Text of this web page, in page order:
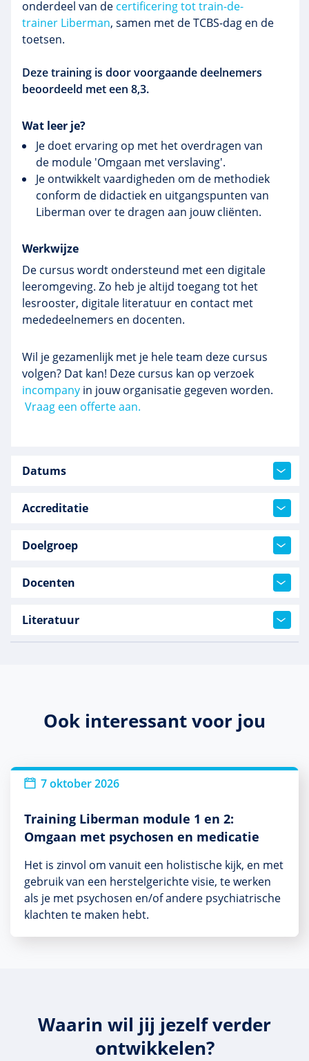
onderdeel van de certificering tot train-de-
trainer Liberman, samen met de TCBS-dag en de
toetsen.
Deze training is door voorgaande deelnemers
beoordeeld met een 8,3.
Wat leer je?
Je doet ervaring op met het overdragen van
de module 'Omgaan met verslaving'.
Je ontwikkelt vaardigheden om de methodiek
conform de didactiek en uitgangspunten van
Liberman over te dragen aan jouw cliënten.
Werkwijze
De cursus wordt ondersteund met een digitale
leeromgeving. Zo heb je altijd toegang tot het
lesrooster, digitale literatuur en contact met
mededeelnemers en docenten.
Wil je gezamenlijk met je hele team deze cursus
volgen? Dat kan! Deze cursus kan op verzoek
incompany in jouw organisatie gegeven worden.
Vraag een offerte aan.
Datums
Accreditatie
Doelgroep
Docenten
Literatuur
Ook interessant voor jou
7 oktober 2026
Training Liberman module 1 en 2:
Omgaan met psychosen en medicatie
Het is zinvol om vanuit een holistische kijk, en met
gebruik van een herstelgerichte visie, te werken
als je met psychosen en/of andere psychiatrische
klachten te maken hebt.
Waarin wil jij jezelf verder
ontwikkelen?